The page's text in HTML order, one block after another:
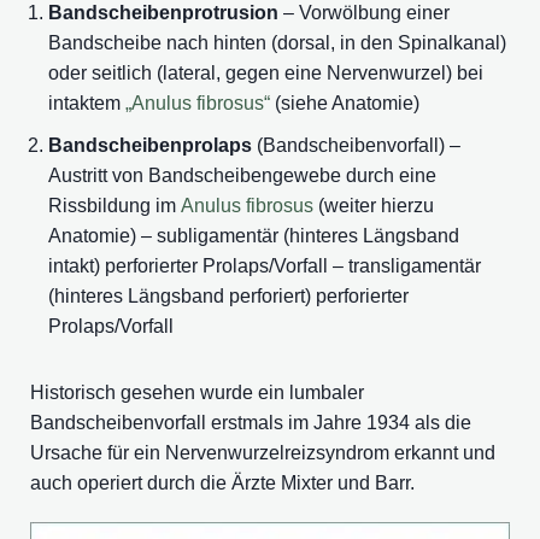
Bandscheibenprotrusion – Vorwölbung einer
Bandscheibe nach hinten (dorsal, in den Spinalkanal)
oder seitlich (lateral, gegen eine Nervenwurzel) bei
intaktem „Anulus fibrosus“ (siehe Anatomie)
Bandscheibenprolaps (Bandscheibenvorfall) –
Austritt von Bandscheibengewebe durch eine
Rissbildung im Anulus fibrosus (weiter hierzu
Anatomie) – subligamentär (hinteres Längsband
intakt) perforierter Prolaps/Vorfall – transligamentär
(hinteres Längsband perforiert) perforierter
Prolaps/Vorfall
Historisch gesehen wurde ein lumbaler
Bandscheibenvorfall erstmals im Jahre 1934 als die
Ursache für ein Nervenwurzelreizsyndrom erkannt und
auch operiert durch die Ärzte Mixter und Barr.